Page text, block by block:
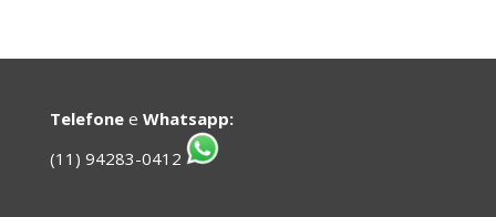
Telefonee Whatsapp:
(11) 94283-0412